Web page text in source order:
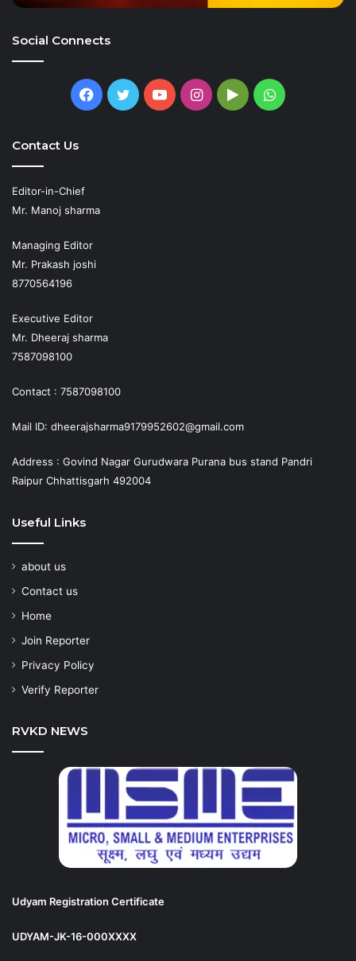
Social Connects
Facebook
TwitterYouTubeInstagram
GoogleWhatsApp
Contact Us
Editor-in-Chief
Mr. Manoj sharma
Managing Editor
Mr. Prakash joshi
8770564196
Executive Editor
Mr. Dheeraj sharma
7587098100
Contact : 7587098100
Mail ID: dheerajsharma9179952602@gmail.com
Address : Govind Nagar Gurudwara Purana bus stand Pandri
Raipur Chhattisgarh 492004
Useful Links
about us
Contact us
Home
Join Reporter
Privacy Policy
Verify Reporter
RVKD NEWS
Udyam Registration Certificate
UDYAM-JK-16-000XXXX